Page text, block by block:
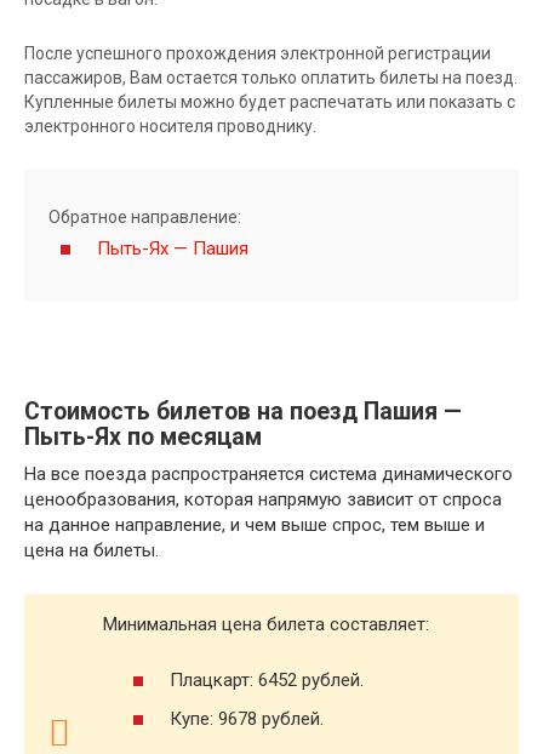
После успешного прохождения электронной регистрации
пассажиров, Вам остается только оплатить билеты на поезд.
Купленные билеты можно будет распечатать или показать с
электронного носителя проводнику.
Обратное направление:
Пыть-Ях — Пашия
Стоимость билетов на поезд Пашия —
Пыть-Ях по месяцам
На все поезда распространяется система динамического
ценообразования, которая напрямую зависит от спроса
на данное направление, и чем выше спрос, тем выше и
цена на билеты.
Минимальная цена билета составляет:
Плацкарт: 6452 рублей.
Купе: 9678 рублей.